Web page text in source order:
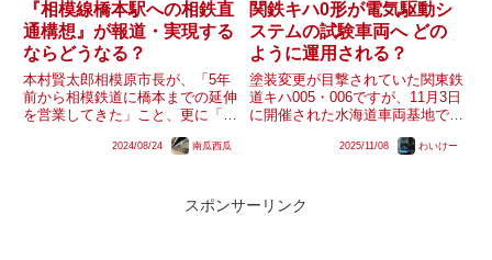
『相模線橋本駅への相鉄直
通構想』が報道・実現する
ならどうなる？
本村賢太郎相模原市長が、「5年
前から相模鉄道に橋本までの延伸
を営業してきた」こと、更に「延
た」ことを明かしたことが、相模
直通する形での実現を想定してい
2024/08/24 南瓜西瓜
関鉄キハ0形が電気駆動シ
ステムの試験車両へ どの
ように運用される？
塗装変更が目撃されていた関東鉄
道キハ005・006ですが、11月3日
に開催された水海道車両基地での
鉄道車両用省エネ電気駆動システ
環境省の実証事業として...
2025/11/08 わいけー
スポンサーリンク